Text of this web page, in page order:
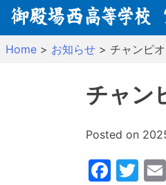
Skip
Home > お知らせ > チャンピ
チャン
Posted on